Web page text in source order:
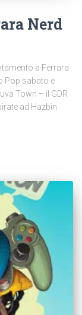
Nerd
a Ferrara
Pop sabato e
Town – il GDR
ad Hazbin